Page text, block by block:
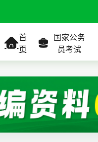
首
页
国家公务
员考试
考试公告
职位表
公
考试公告
职位表